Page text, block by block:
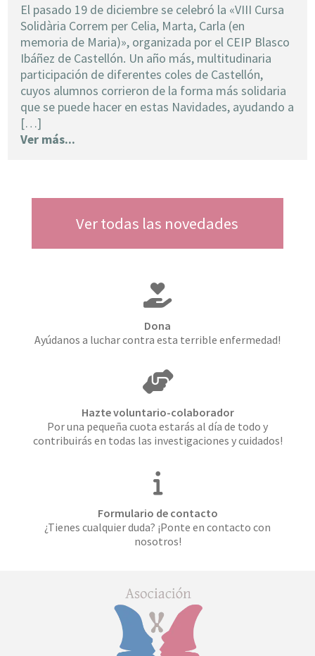
El pasado 19 de diciembre se celebró la «VIII Cursa
Solidària Correm per Celia, Marta, Carla (en
memoria de Maria)», organizada por el CEIP Blasco
Ibáñez de Castellón. Un año más, multitudinaria
participación de diferentes coles de Castellón,
cuyos alumnos corrieron de la forma más solidaria
que se puede hacer en estas Navidades, ayudando a
[…]
Ver más...
Ver todas las novedades
Dona
Ayúdanos a luchar contra esta terrible enfermedad!
Hazte voluntario-colaborador
Por una pequeña cuota estarás al día de todo y
contribuirás en todas las investigaciones y cuidados!
Formulario de contacto
¿Tienes cualquier duda? ¡Ponte en contacto con
nosotros!